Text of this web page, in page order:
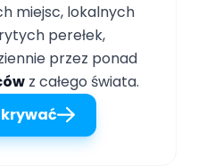
miejsc, lokalnych
perełek,
przez ponad
z całego świata.